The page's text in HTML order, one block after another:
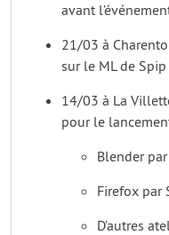
avant
21/03 à
sur le ML de Spip
14/03 à La
pour le
Blender
Firefox par
D’autres